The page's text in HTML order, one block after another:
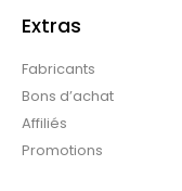
Extras
Fabricants
Bons d’achat
Affiliés
Promotions